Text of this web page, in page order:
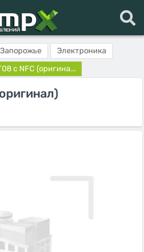
Запорожье
Электроника
с NFC (оригина...